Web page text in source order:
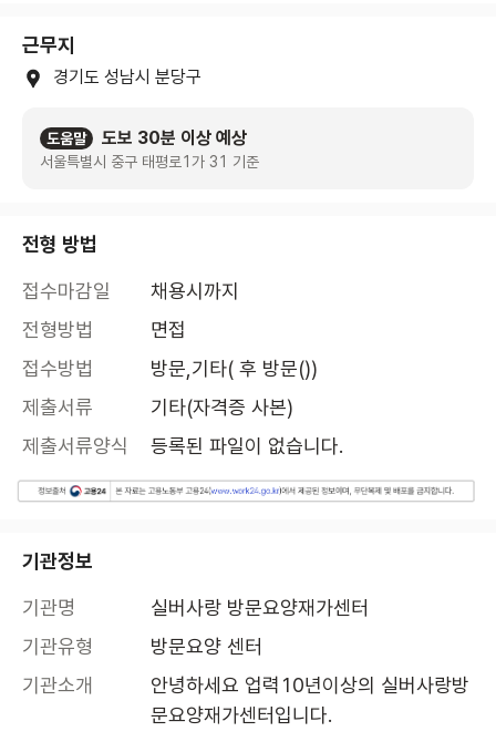
근무지
경기도 성남시 분당구
도움말 도보 30분 이상 예상
서울특별시 중구 태평로1가 31 기준
전형 방법
접수마감일
채용시까지
전형방법
면접
접수방법
방문,기타( 후 방문())
제출서류
기타(자격증 사본)
제출서류양식
등록된 파일이 없습니다.
기관정보
기관명
실버사랑 방문요양재가센터
기관유형
방문요양 센터
기관소개
안녕하세요 업력10년이상의 실버사랑방
문요양재가센터입니다.